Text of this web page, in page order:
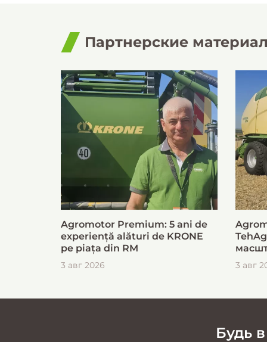
Партнерские
Agromotor Premium: 5 ani de
experiență alături de KRONE
pe piața din RM
3 авг 2026
для
3 авг
Будь